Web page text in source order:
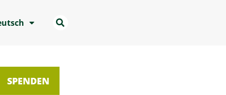
SPENDEN